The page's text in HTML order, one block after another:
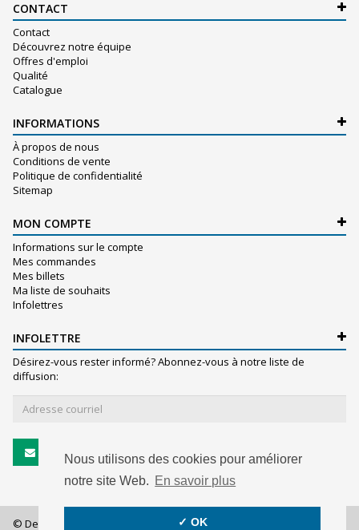
Nous utilisons des cookies pour améliorer
notre site Web. En savoir plus
✓ OK
CONTACT
Contact
Découvrez notre équipe
Offres d'emploi
Qualité
Catalogue
INFORMATIONS
À propos de nous
Conditions de vente
Politique de confidentialité
Sitemap
MON COMPTE
Informations sur le compte
Mes commandes
Mes billets
Ma liste de souhaits
Infolettres
INFOLETTRE
Désirez-vous rester informé? Abonnez-vous à notre liste de
diffusion:
S'abonner
© De Witte S.A. - 2026 - All rights reserved